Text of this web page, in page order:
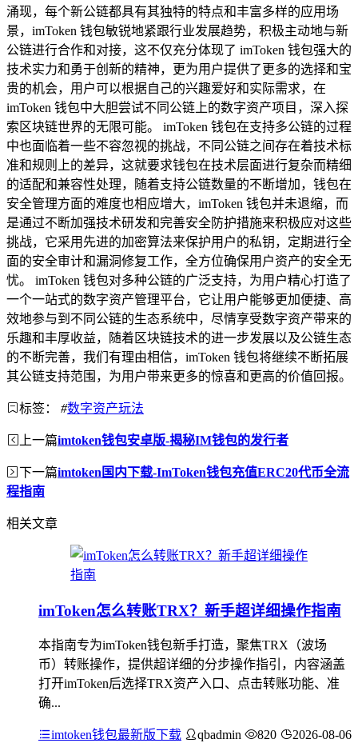
涌现，每个新公链都具有其独特的特点和丰富多样的应用场
景，imToken 钱包敏锐地紧跟行业发展趋势，积极主动地与新
公链进行合作和对接，这不仅充分体现了 imToken 钱包强大的
技术实力和勇于创新的精神，更为用户提供了更多的选择和宝
贵的机会，用户可以根据自己的兴趣爱好和实际需求，在
imToken 钱包中大胆尝试不同公链上的数字资产项目，深入探
索区块链世界的无限可能。 imToken 钱包在支持多公链的过程
中也面临着一些不容忽视的挑战，不同公链之间存在着技术标
准和规则上的差异，这就要求钱包在技术层面进行复杂而精细
的适配和兼容性处理，随着支持公链数量的不断增加，钱包在
安全管理方面的难度也相应增大，imToken 钱包并未退缩，而
是通过不断加强技术研发和完善安全防护措施来积极应对这些
挑战，它采用先进的加密算法来保护用户的私钥，定期进行全
面的安全审计和漏洞修复工作，全方位确保用户资产的安全无
忧。 imToken 钱包对多种公链的广泛支持，为用户精心打造了
一个一站式的数字资产管理平台，它让用户能够更加便捷、高
效地参与到不同公链的生态系统中，尽情享受数字资产带来的
乐趣和丰厚收益，随着区块链技术的进一步发展以及公链生态
的不断完善，我们有理由相信，imToken 钱包将继续不断拓展
其公链支持范围，为用户带来更多的惊喜和更高的价值回报。
标签： #数字资产玩法
上一篇imtoken钱包安卓版-揭秘IM钱包的发行者
下一篇imtoken国内下载-ImToken钱包充值ERC20代币全流
程指南
相关文章
imToken怎么转账TRX？新手超详细操作指南
本指南专为imToken钱包新手打造，聚焦TRX（波场
币）转账操作，提供超详细的分步操作指引，内容涵盖
打开imToken后选择TRX资产入口、点击转账功能、准
确...
imtoken钱包最新版下载 qbadmin 820 2026-08-06